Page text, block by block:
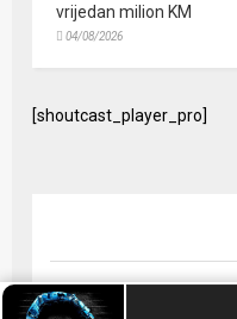
vrijedan milion KM
04/08/2026
[shoutcast_player_pro]